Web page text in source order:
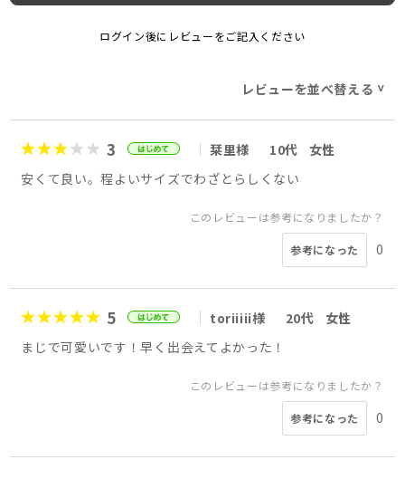
ログイン後にレビューをご記入ください
レビューを並べ替える>
3 栞里様 10代
女性
安くて良い。程よいサイズでわざとらしくない
このレビューは参考になりましたか？
参考になった 0
5 toriiiii様 20代
女性
まじで可愛いです！早く出会えてよかった！
このレビューは参考になりましたか？
参考になった 0